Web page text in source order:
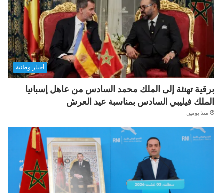
أخبار وطنية
برقية تهنئة إلى الملك محمد السادس من عاهل إسبانيا
الملك فيليبي السادس بمناسبة عيد العرش
منذ يومين